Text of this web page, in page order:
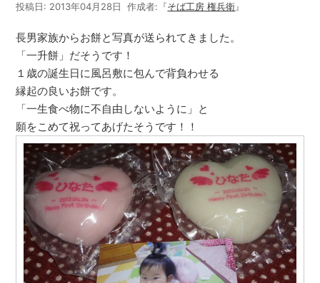
投稿日: 2013年04月28日 作成者:『そば工房 権兵衛』
長男家族からお餅と写真が送られてきました。
「一升餅」だそうです！
１歳の誕生日に風呂敷に包んで背負わせる
縁起の良いお餅です。
「一生食べ物に不自由しないように」と
願をこめて祝ってあげたそうです！！